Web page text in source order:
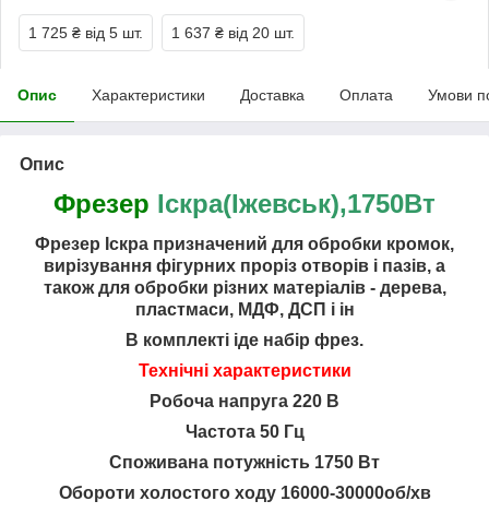
1 725 ₴ від 5 шт. 1 637 ₴ від 20 шт.
Опис Характеристики Доставка Оплата Умови
Опис
Фрезер Іскра(Іжевськ),1750Вт
Фрезер Іскра призначений для обробки кромок,
вирізування фігурних проріз отворів і пазів, а
також для обробки різних матеріалів - дерева,
пластмаси, МДФ, ДСП і ін
В комплекті іде набір фрез.
Технічні характеристики
Робоча напруга 220 В
Частота 50 Гц
Споживана потужність 1750 Вт
Обороти холостого ходу 16000-30000об/хв